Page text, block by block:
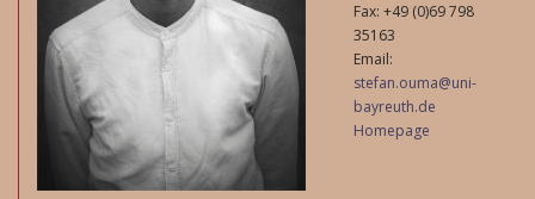
Fax: +49 (0)69 798
35163
Email:
stefan.ouma@uni-
bayreuth.de
Homepage